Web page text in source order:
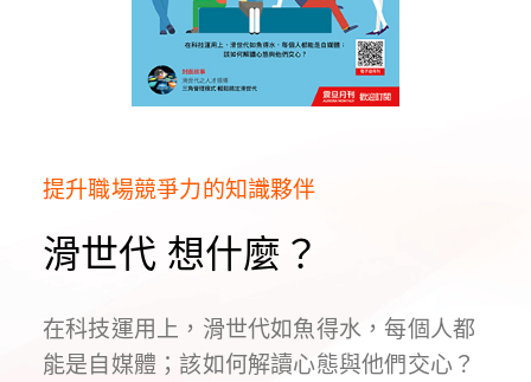
提升職場競爭力的知識夥伴
滑世代 想什麼？
在科技運用上，滑世代如魚得水，每個人都
能是自媒體；該如何解讀心態與他們交心？